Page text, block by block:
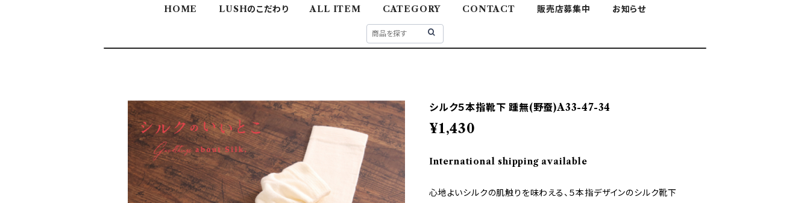
HOME LUSHのこだわり ALL ITEM CATEGORY CONTACT 販売店募集中 お知らせ
シルク５本指靴下 踵無(野蚕)A33-47-34
¥1,430
International shipping available
心地よいシルクの肌触りを味わえる、５本指デザインのシルク靴下